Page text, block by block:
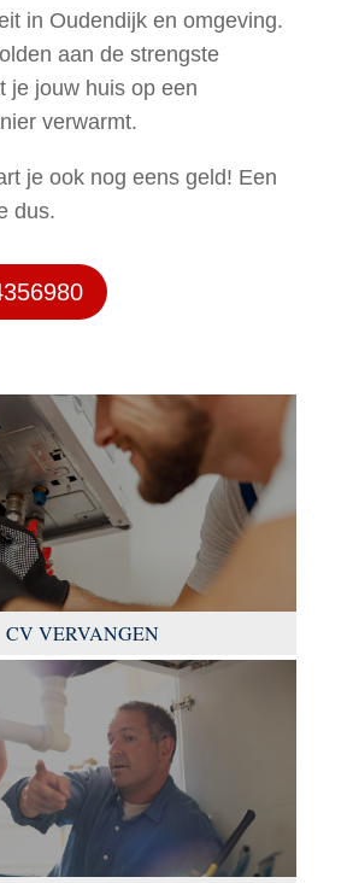
in Oudendijk en omgeving.
aan de strengste
je jouw huis op een
verwarmt.
je ook nog eens geld! Een
dus.
CV VERVANGEN